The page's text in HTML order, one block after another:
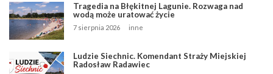
Tragedia na Błękitnej Lagunie. Rozwaga nad
wodą może uratować życie
7 sierpnia 2026 inne
Ludzie Siechnic. Komendant Straży Miejskiej
Radosław Radawiec